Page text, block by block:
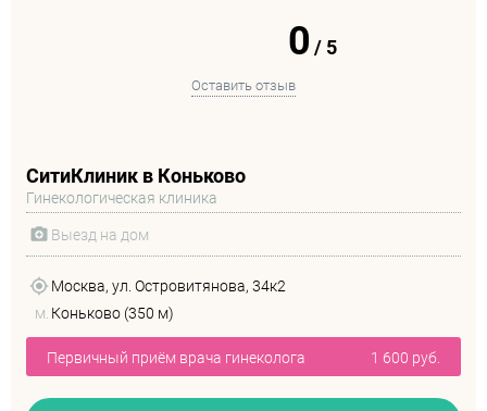
0 / 5
Оставить отзыв
СитиКлиник в Коньково
Гинекологическая клиника
Выезд на дом
Москва, ул. Островитянова, 34к2
м. Коньково (350 м)
Первичный приём врача гинеколога 1 600 руб.